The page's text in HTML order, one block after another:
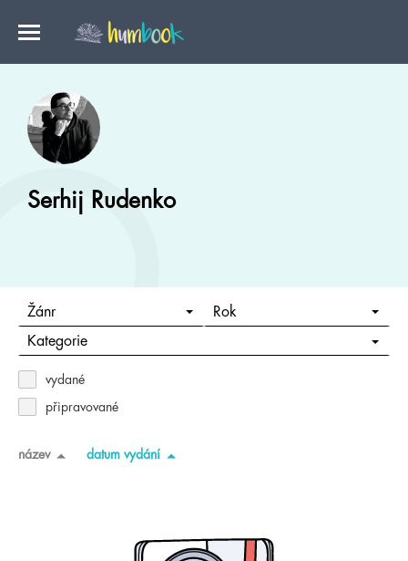
Serhij Rudenko
Žánr Rok
Kategorie
vydané
připravované
název datum vydání